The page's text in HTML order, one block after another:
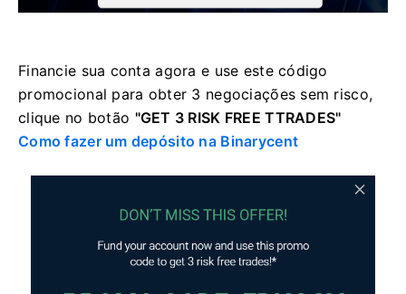
Financie sua conta agora e use este código
promocional para obter 3 negociações sem risco,
clique no botão "GET 3 RISK FREE TTRADES"
Como fazer um depósito na Binarycent